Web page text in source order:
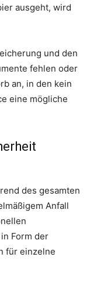
ausgeht, wird
und den
fehlen oder
an, in den kein
eine mögliche
des gesamten
Anfall
Form der
für einzelne